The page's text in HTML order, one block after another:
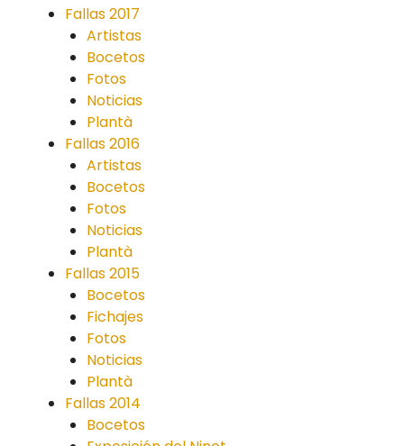
Fallas 2017
Artistas
Bocetos
Fotos
Noticias
Plantà
Fallas 2016
Artistas
Bocetos
Fotos
Noticias
Plantà
Fallas 2015
Bocetos
Fichajes
Fotos
Noticias
Plantà
Fallas 2014
Bocetos